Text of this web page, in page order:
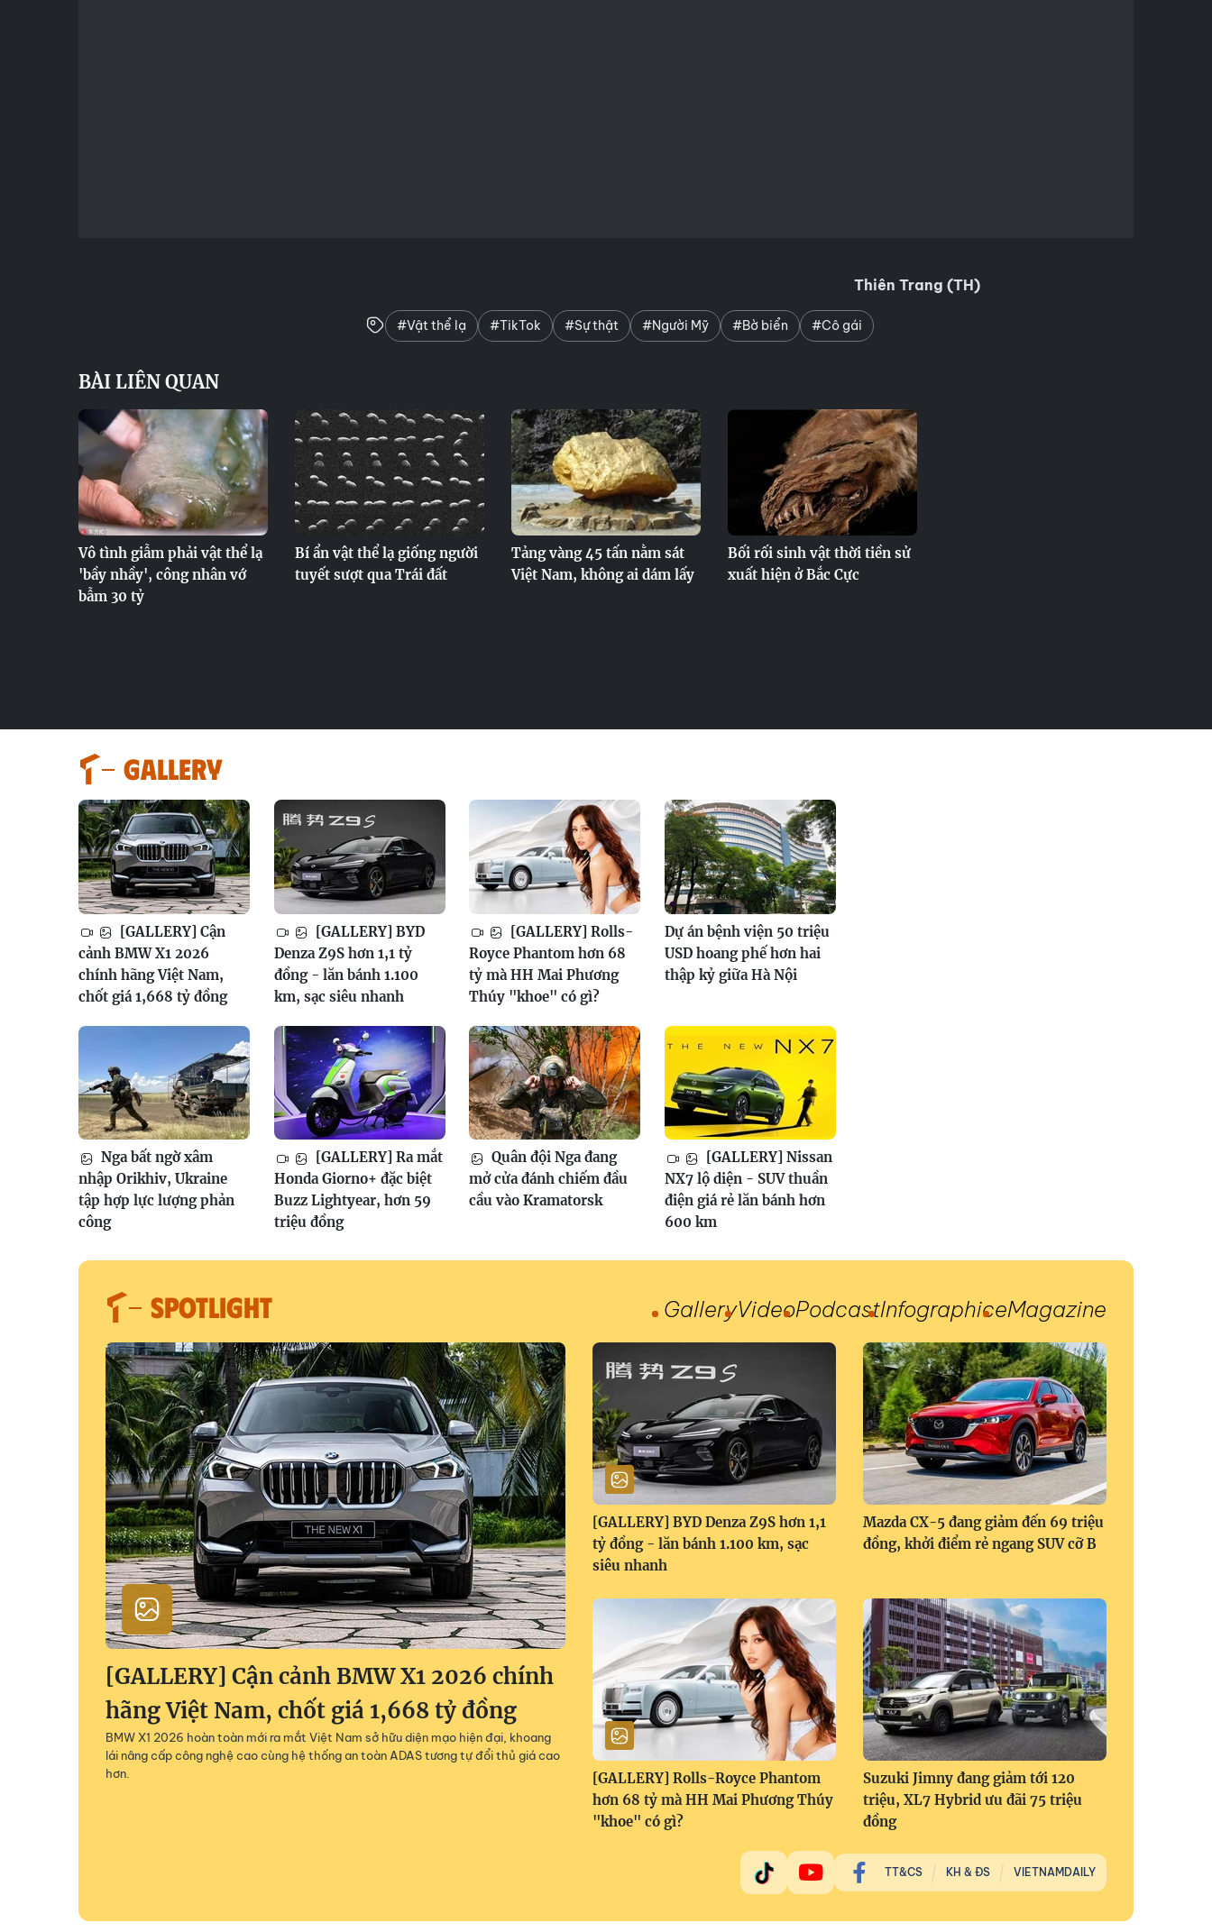
Thiên Trang (TH)
#Vật thể lạ #TikTok #Sự thật #Người Mỹ #Bờ biển #Cô gái
BÀI LIÊN QUAN
Vô tình giẫm phải vật thể lạ
'bầy nhầy', công nhân vớ
bẫm 30 tỷ
Bí ẩn vật thể lạ giống người
tuyết sượt qua Trái đất
Tảng vàng 45 tấn nằm sát
Việt Nam, không ai dám lấy
Bối rối sinh vật thời tiền sử
xuất hiện ở Bắc Cực
GALLERY
[GALLERY] Cận
cảnh BMW X1 2026
chính hãng Việt Nam,
chốt giá 1,668 tỷ đồng
[GALLERY] BYD
Denza Z9S hơn 1,1 tỷ
đồng - lăn bánh 1.100
km, sạc siêu nhanh
[GALLERY] Rolls-
Royce Phantom hơn 68
tỷ mà HH Mai Phương
Thúy "khoe" có gì?
Dự án bệnh viện 50 triệu
USD hoang phế hơn hai
thập kỷ giữa Hà Nội
Nga bất ngờ xâm
nhập Orikhiv, Ukraine
tập hợp lực lượng phản
công
[GALLERY] Ra mắt
Honda Giorno+ đặc biệt
Buzz Lightyear, hơn 59
triệu đồng
Quân đội Nga đang
mở cửa đánh chiếm đầu
cầu vào Kramatorsk
[GALLERY] Nissan
NX7 lộ diện - SUV thuần
điện giá rẻ lăn bánh hơn
600 km
SPOTLIGHT GalleryVideoPodcastInfographiceMagazine
[GALLERY] Cận cảnh BMW X1 2026 chính
hãng Việt Nam, chốt giá 1,668 tỷ đồng
BMW X1 2026 hoàn toàn mới ra mắt Việt Nam sở hữu diện mạo hiện đại, khoang
lái nâng cấp công nghệ cao cùng hệ thống an toàn ADAS tương tự đổi thủ giá cao
hơn.
[GALLERY] BYD Denza Z9S hơn 1,1
tỷ đồng - lăn bánh 1.100 km, sạc
siêu nhanh
Mazda CX-5 đang giảm đến 69 triệu
đồng, khởi điểm rẻ ngang SUV cỡ B
[GALLERY] Rolls-Royce Phantom
hơn 68 tỷ mà HH Mai Phương Thúy
"khoe" có gì?
Suzuki Jimny đang giảm tới 120
triệu, XL7 Hybrid ưu đãi 75 triệu
đồng
TT&CS KH & ĐS VIETNAMDAILY